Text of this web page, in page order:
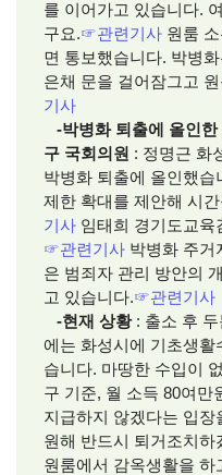
를 이어가고 있습니다.
구요.☞관련기사 원룸
면 통보했습니다. 박병
은채 문을 걸어잠그고
기사
-박병화 퇴출에 올인한
구 국회의원 : 정명근 화
박병화 퇴출에 올인했
제한 확대를 제안해 시
기사 임태희 경기도교육
☞관련기사 박병화 주거
은 범죄자 관리 방안의
고 있습니다.☞관련기사
-현재 상황 : 출소 후
에는 화성시에 기초생활
습니다. 마땅한 수입이
구 기준, 월 소득 80여만
지급하지 않겠다는 입
원해 반드시 퇴거조치
원룸에서 감옥생활을 하